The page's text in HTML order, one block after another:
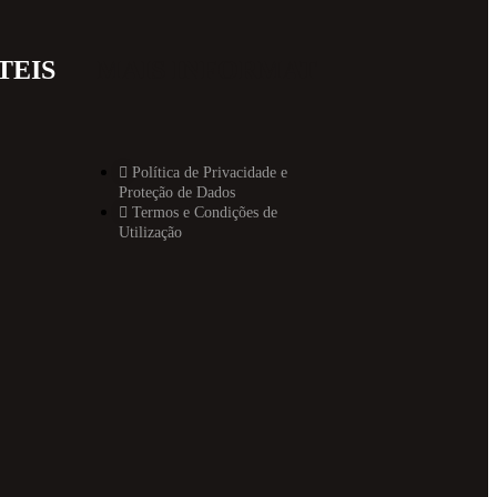
Política de Privacidade e
Proteção de Dados
Termos e Condições de
Utilização